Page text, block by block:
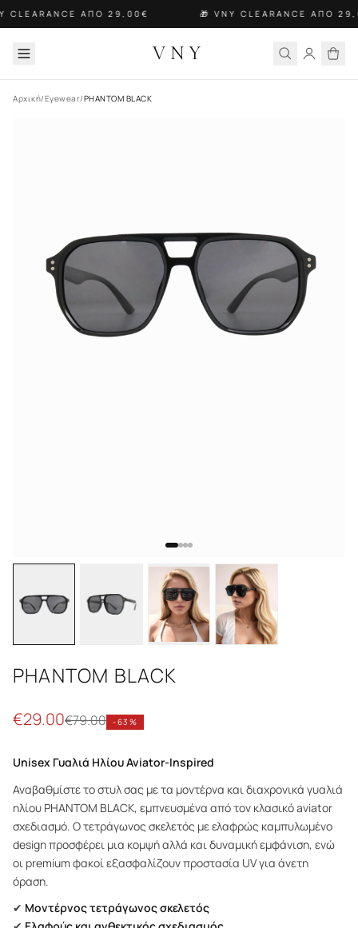
CLEARANCE ΑΠΟ 29,00€ 🎁 VNY CLEARANCE ΑΠΟ
VNY
Αρχική/Eyewear/PHANTOM BLACK
PHANTOM BLACK
€29.00€79.00 -63 %
Unisex Γυαλιά Ηλίου Aviator-Inspired
Αναβαθμίστε το στυλ σας με τα μοντέρνα και διαχρονικά γυαλιά
ηλίου PHANTOM BLACK, εμπνευσμένα από τον κλασικό aviator
σχεδιασμό. Ο τετράγωνος σκελετός με ελαφρώς καμπυλωμένο
design προσφέρει μια κομψή αλλά και δυναμική εμφάνιση, ενώ
οι premium φακοί εξασφαλίζουν προστασία UV για άνετη
όραση.
✔ Μοντέρνος τετράγωνος σκελετός